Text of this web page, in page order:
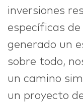
inversiones
específicas
generado un
sobre todo,
un camino
un proyecto